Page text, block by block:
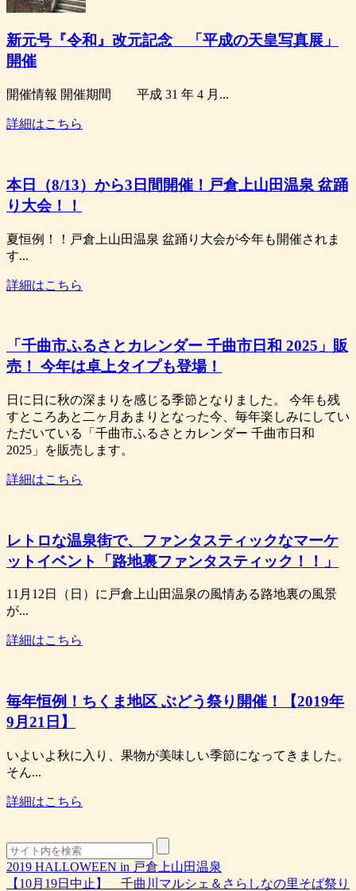
新元号『令和』改元記念 「平成の天皇写真展」
開催
開催情報 開催期間 平成 31 年 4 月...
詳細はこちら
本日（8/13）から3日間開催！戸倉上山田温泉 盆踊
り大会！！
夏恒例！！戸倉上山田温泉 盆踊り大会が今年も開催されま
す...
詳細はこちら
「千曲市ふるさとカレンダー 千曲市日和 2025」販
売！ 今年は卓上タイプも登場！
日に日に秋の深まりを感じる季節となりました。 今年も残
すところあと二ヶ月あまりとなった今、毎年楽しみにしてい
ただいている「千曲市ふるさとカレンダー 千曲市日和
2025」を販売します。
詳細はこちら
レトロな温泉街で、ファンタスティックなマーケ
ットイベント「路地裏ファンタスティック！！」
11月12日（日）に戸倉上山田温泉の風情ある路地裏の風景
が...
詳細はこちら
毎年恒例！ちくま地区 ぶどう祭り開催！【2019年
9月21日】
いよいよ秋に入り、果物が美味しい季節になってきました。
そん...
詳細はこちら
2019 HALLOWEEN in 戸倉上山田温泉
【10月19日中止】 千曲川マルシェ＆さらしなの里そば祭り